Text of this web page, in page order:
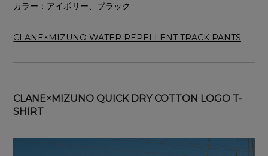
カラー：アイボリー、ブラック
CLANE×MIZUNO WATER REPELLENT TRACK PANTS
CLANE×MIZUNO QUICK DRY COTTON LOGO T-
SHIRT